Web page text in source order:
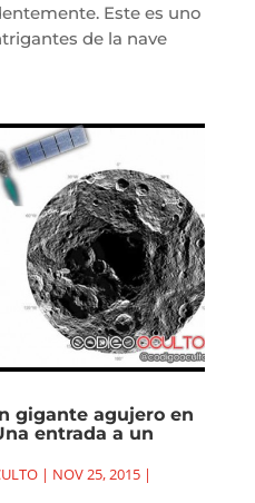
Este es uno
de la nave
gigante agujero en
entrada a un
| NOV 25, 2015|